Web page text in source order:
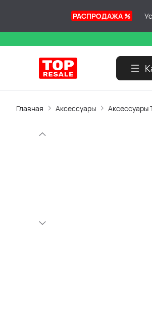
РАСПРОДАЖА %
Главная Аксессуары Аксессуары